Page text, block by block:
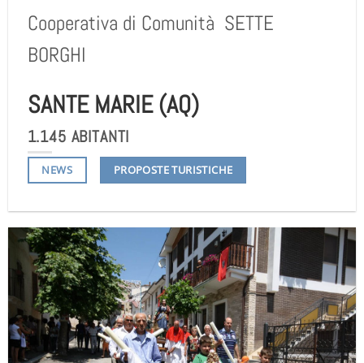
Cooperativa di Comunità SETTE
BORGHI
SANTE MARIE (AQ)
1.145 ABITANTI
NEWS PROPOSTE TURISTICHE